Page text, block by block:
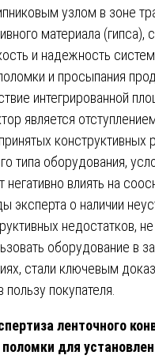
узлом в зоне
материала
и надежность
и просыпания
интегрированной
является
конструктивных
типа оборудования,
влиять на
эксперта о наличии
недостатков,
оборудование в
стали ключевым
пользу покупателя.
ленточного
для